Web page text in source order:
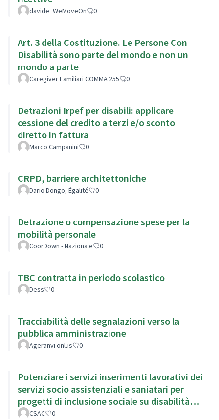
davide_WeMoveOn 0
Art. 3 della Costituzione. Le Persone Con
Disabilità sono parte del mondo e non un
mondo a parte
Caregiver Familiari COMMA 255 0
Detrazioni Irpef per disabili: applicare
cessione del credito a terzi e/o sconto
diretto in fattura
Marco Campanini 0
CRPD, barriere architettoniche
Dario Dongo, Égalité 0
Detrazione o compensazione spese per la
mobilità personale
CoorDown - Nazionale 0
TBC contratta in periodo scolastico
Dess 0
Tracciabilità delle segnalazioni verso la
pubblica amministrazione
Ageranvi onlus 0
Potenziare i servizi inserimenti lavorativi dei
servizi socio assistenziali e saniatari per
progetti di inclusione sociale su disabilità
complesse
CSAC 0